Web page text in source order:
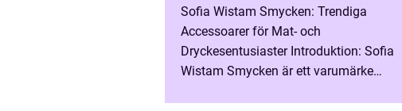
Sofia Wistam Smycken: Trendiga
Accessoarer för Mat- och
Dryckesentusiaster Introduktion: Sofia
Wistam Smycken är ett varumärke